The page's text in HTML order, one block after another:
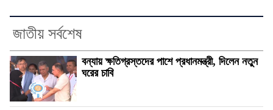
জাতীয় সর্বশেষ
বন্যায় ক্ষতিগ্রস্তদের পাশে প্রধানমন্ত্রী, দিলেন নতুন
ঘরের চাবি